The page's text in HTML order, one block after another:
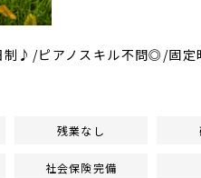
♪/ピアノスキル不問◎/固定
残業なし
社会保険完備